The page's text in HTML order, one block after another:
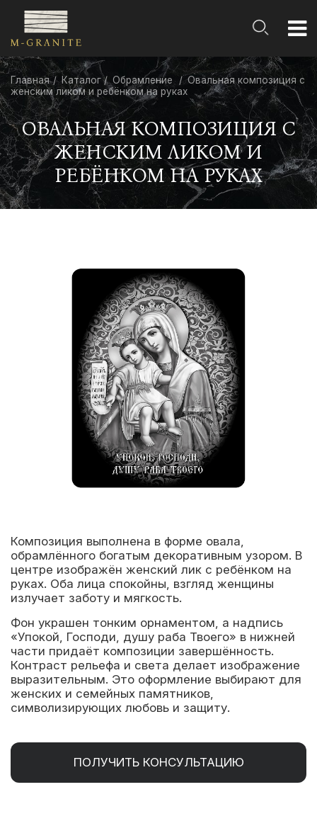
Главная Каталог Обрамление
Овальная композиция с
женским ликом и ребёнком на руках
ОВАЛЬНАЯ КОМПОЗИЦИЯ С
ЖЕНСКИМ ЛИКОМ И
РЕБЁНКОМ НА РУКАХ
Композиция выполнена в форме овала,
обрамлённого богатым декоративным узором. В
центре изображён женский лик с ребёнком на
руках. Оба лица спокойны, взгляд женщины
излучает заботу и мягкость.
Фон украшен тонким орнаментом, а надпись
«Упокой, Господи, душу раба Твоего» в нижней
части придаёт композиции завершённость.
Контраст рельефа и света делает изображение
выразительным. Это оформление выбирают для
женских и семейных памятников,
символизирующих любовь и защиту.
ПОЛУЧИТЬ КОНСУЛЬТАЦИЮ